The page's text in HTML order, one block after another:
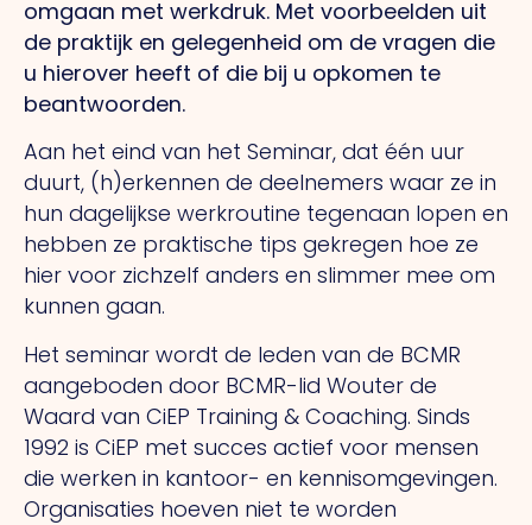
omgaan met werkdruk. Met voorbeelden uit
de praktijk en gelegenheid om de vragen die
u hierover heeft of die bij u opkomen te
beantwoorden.
Aan het eind van het Seminar, dat één uur
duurt, (h)erkennen de deelnemers waar ze in
hun dagelijkse werkroutine tegenaan lopen en
hebben ze praktische tips gekregen hoe ze
hier voor zichzelf anders en slimmer mee om
kunnen gaan.
Het seminar wordt de leden van de BCMR
aangeboden door BCMR-lid Wouter de
Waard van CiEP Training & Coaching. Sinds
1992 is CiEP met succes actief voor mensen
die werken in kantoor- en kennisomgevingen.
Organisaties hoeven niet te worden